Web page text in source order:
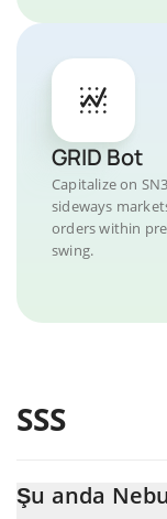
GRID Bot
Capitalize on
sideways
orders within
swing.
SSS
Şu anda